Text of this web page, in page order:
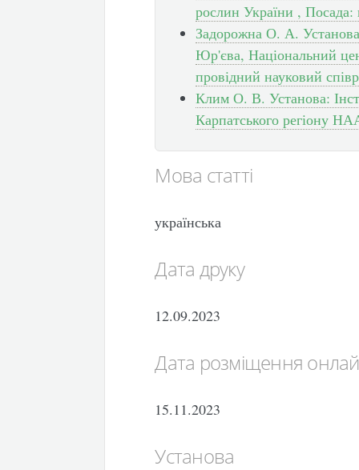
рослин України , Посада:
Задорожна О. А.
Юр'єва, Національний
провідний науковий
Клим О. В. Установа:
Карпатського регіону
Мова статті
українська
Дата друку
12.09.2023
Дата розміщення
15.11.2023
Установа